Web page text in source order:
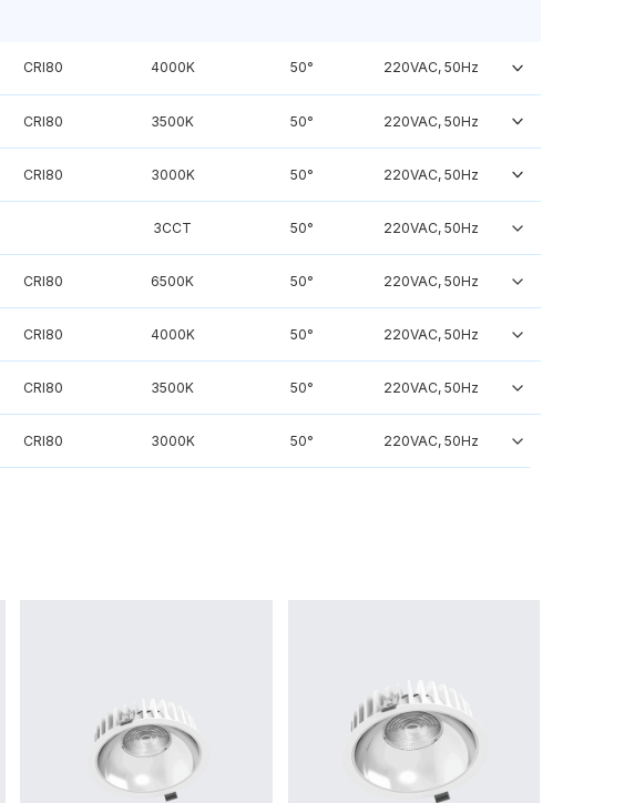
CRI80 4000K 50° 220VAC, 50Hz
CRI80 3500K 50° 220VAC, 50Hz
CRI80 3000K 50° 220VAC, 50Hz
3CCT 50° 220VAC, 50Hz
CRI80 6500K 50° 220VAC, 50Hz
CRI80 4000K 50° 220VAC, 50Hz
CRI80 3500K 50° 220VAC, 50Hz
CRI80 3000K 50° 220VAC, 50Hz